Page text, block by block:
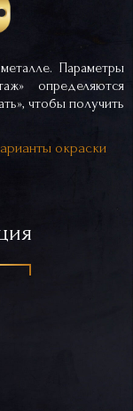
Параметры
определяются
чтобы получить
окраски